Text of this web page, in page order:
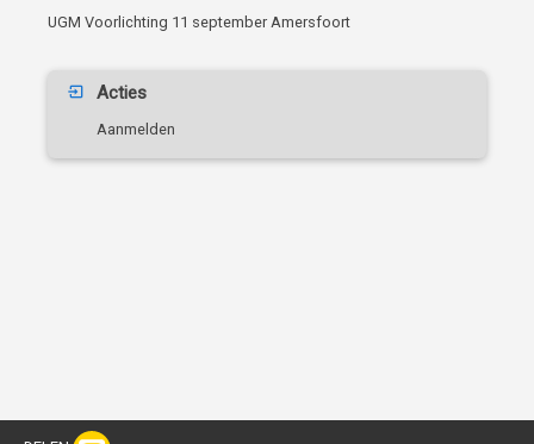
UGM Voorlichting 11 september Amersfoort
Acties
Aanmelden